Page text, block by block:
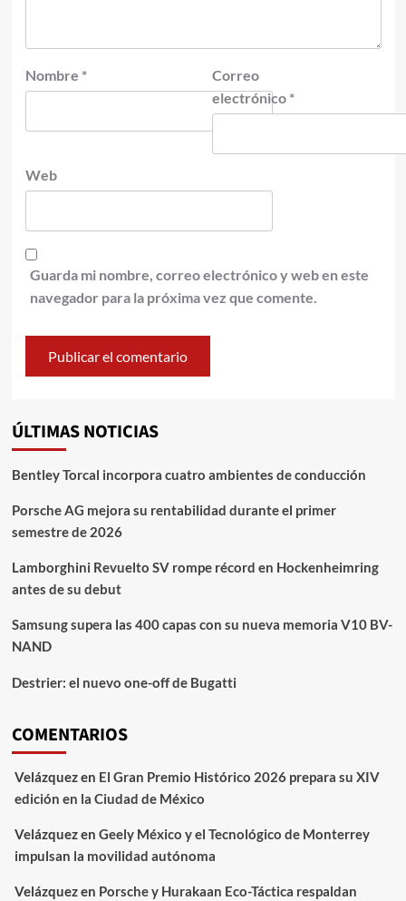
Nombre *
Correo
electrónico *
Web
Guarda mi nombre, correo electrónico y web en este
navegador para la próxima vez que comente.
ÚLTIMAS NOTICIAS
Bentley Torcal incorpora cuatro ambientes de conducción
Porsche AG mejora su rentabilidad durante el primer
semestre de 2026
Lamborghini Revuelto SV rompe récord en Hockenheimring
antes de su debut
Samsung supera las 400 capas con su nueva memoria V10 BV-
NAND
Destrier: el nuevo one-off de Bugatti
COMENTARIOS
Velázquezen El Gran Premio Histórico 2026 prepara su XIV
edición en la Ciudad de México
Velázquezen Geely México y el Tecnológico de Monterrey
impulsan la movilidad autónoma
Velázquezen Porsche y Hurakaan Eco-Táctica respaldan